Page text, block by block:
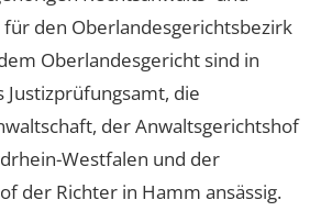
den Oberlandesgerichtsbezirk
Oberlandesgericht sind in
Justizprüfungsamt, die
der Anwaltsgerichtshof
Westfalen und der
der Richter in Hamm ansässig.